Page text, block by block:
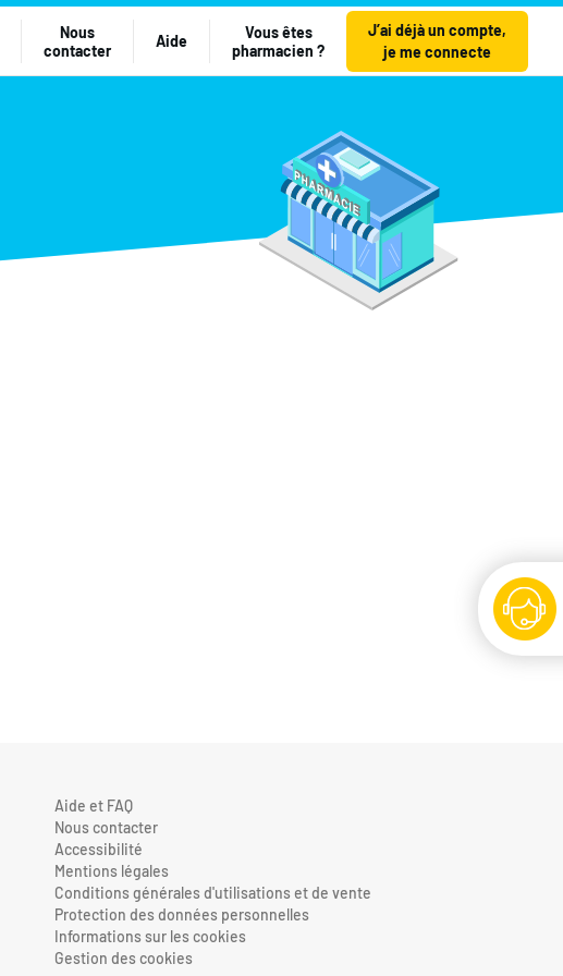
Nous
contacter
Aide
Vous êtes
pharmacien ?
J’ai déjà un compte,
je me connecte
Aide et FAQ
Nous contacter
Accessibilité
Mentions légales
Conditions générales d'utilisations et de vente
Protection des données personnelles
Informations sur les cookies
Gestion des cookies